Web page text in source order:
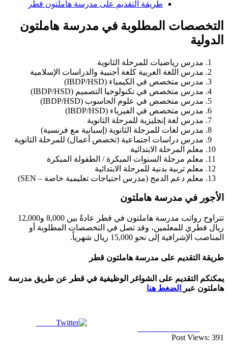
طريقة التقديم على مدرسة هاملتون قطر
التخصصات المطلوبة في مدرسة هاملتون
الدولية
مدرس رياضيات للمرحلة الثانوية
مدرس اللغة العربية كلغة أجنبية والدراسات الإسلامية
مدرس متخصص في الكيمياء (IBDP/HSD)
مدرس متخصص في تكنولوجيا التصميم (IBDP/HSD)
مدرس متخصص في علوم الحاسوب (IBDP/HSD)
مدرس متخصص في الفيزياء (IBDP/HSD)
مدرس لغة إنجليزية للمرحلة الثانوية
مدرس لغات للمرحلة الثانوية (إسبانية مع فرنسية)
مدرس دراسات اجتماعية (تخصص أعمال) للمرحلة الثانوية
معلم المرحلة الابتدائية
معلم مرحلة السنوات المبكرة / الطفولة المبكرة
معلم تربية بدنية للمرحلة الابتدائية
معلم دعم الدمج (مدرس احتياجات تعليمية خاصة – SEN)
الأجور في مدرسة هاملتون
تتراوح رواتب مدرسة هاملتون في قطر عادةً بين 8,000 و12,000
ريال قطري للمعلمين، وقد تصل في التخصصات المطلوبة أو
المناصب الإشرافية إلى نحو 15,000 ريال شهرياً.
طريقة التقديم على مدرسة هاملتون قطر
يمكنكم التقديم على الشواغر الوظيفية في قطر عن طريق مدرسة
هاملتون عبر
الضغط هنا
Post Views: 391